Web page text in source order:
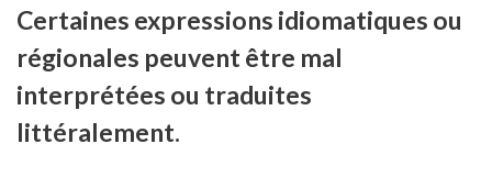
Certaines expressions idiomatiques ou
régionales peuvent être mal
interprétées ou traduites
littéralement.